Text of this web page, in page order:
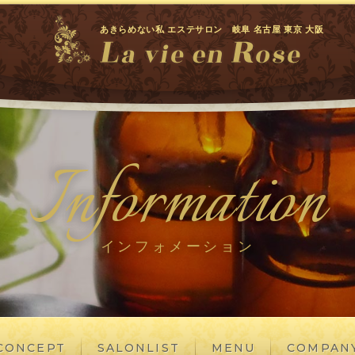
あきらめない私 エステサロン 岐阜 名古屋 東京 大阪
Information
インフォメーション
SALONLIST MENU